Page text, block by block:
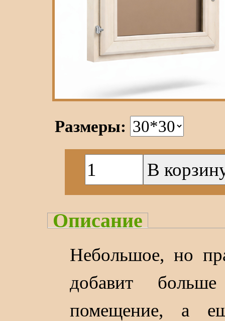
Размеры:
Описание
Небольшое, но
добавит
помещение, а